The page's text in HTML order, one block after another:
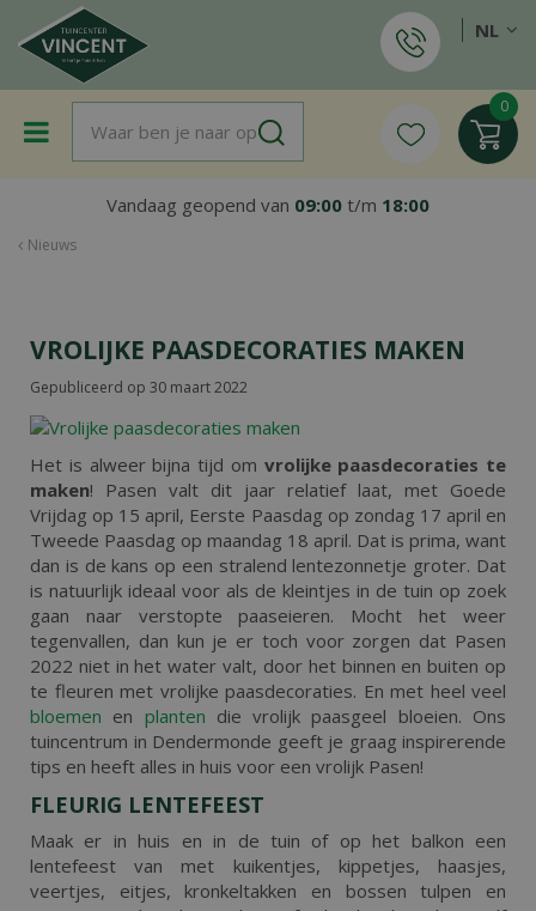
a
Nieuws
Vandaag geopend van 09:00 t/m 18:00
NL
VROLIJKE PAASDECORATIES MAKEN
Gepubliceerd op 30 maart 2022
Het is alweer bijna tijd om vrolijke paasdecoraties te
maken! Pasen valt dit jaar relatief laat, met Goede
Vrijdag op 15 april, Eerste Paasdag op zondag 17 april en
Tweede Paasdag op maandag 18 april. Dat is prima, want
dan is de kans op een stralend lentezonnetje groter. Dat
is natuurlijk ideaal voor als de kleintjes in de tuin op zoek
gaan naar verstopte paaseieren. Mocht het weer
tegenvallen, dan kun je er toch voor zorgen dat Pasen
2022 niet in het water valt, door het binnen en buiten op
te fleuren met vrolijke paasdecoraties. En met heel veel
bloemen en planten die vrolijk paasgeel bloeien. Ons
tuincentrum in Dendermonde geeft je graag inspirerende
tips en heeft alles in huis voor een vrolijk Pasen!
FLEURIG LENTEFEEST
Maak er in huis en in de tuin of op het balkon een
lentefeest van met kuikentjes, kippetjes, haasjes,
veertjes, eitjes, kronkeltakken en bossen tulpen en